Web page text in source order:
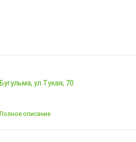
Бугульма, ул.Тукая, 70
Полное описание